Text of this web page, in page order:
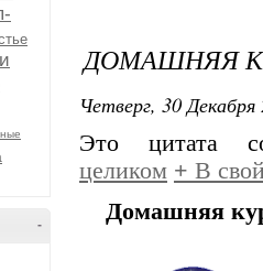
-
ДОМАШНЯЯ
Четверг, 30
Это цитата
целиком + В
Домашняя